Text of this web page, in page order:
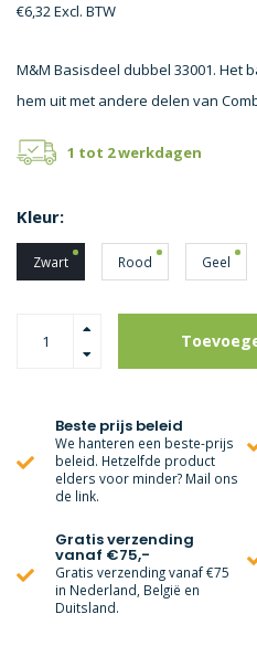
€6,32 Excl. BTW
M&M Basisdeel dubbel 33001. Het
hem uit met andere delen van
1 tot 2 werkdagen
Kleur:
Zwart Rood Geel
Beste prijs beleid
We hanteren een beste-prijs
beleid. Hetzelfde product
elders voor minder? Mail ons
de link.
Gratis verzending
vanaf €75,-
Gratis verzending vanaf €75
in Nederland, België en
Duitsland.